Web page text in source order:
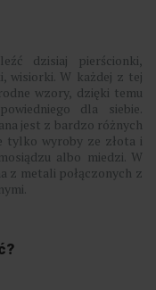
dzisiaj pierścionki,
wisiorki. W każdej z tej
wzory, dzięki temu
dla siebie.
jest z bardzo różnych
tylko wyroby ze złota i
albo miedzi. W
z metali połączonych z